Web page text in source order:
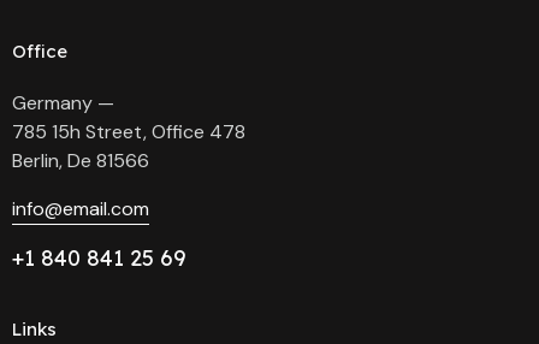
Office
Germany —
785 15h Street, Office 478
Berlin, De 81566
info@email.com
+1 840 841 25 69
Links